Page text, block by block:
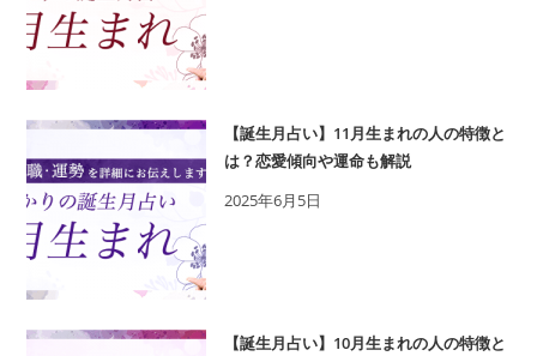
【誕生月占い】11月生まれの人の特徴と
は？恋愛傾向や運命も解説
2025年6月5日
【誕生月占い】10月生まれの人の特徴と